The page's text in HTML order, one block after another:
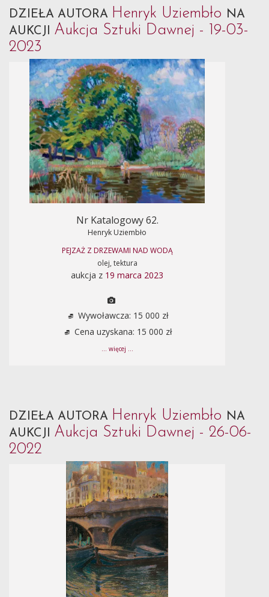
DZIEŁA AUTORA Henryk Uziembło NA
AUKCJI Aukcja Sztuki Dawnej - 19-03-
2023
Nr Katalogowy 62.
Henryk Uziembło
PEJZAŻ Z DRZEWAMI NAD WODĄ
olej, tektura
aukcja z 19 marca 2023
Wywoławcza: 15 000 zł
Cena uzyskana: 15 000 zł
... więcej ...
DZIEŁA AUTORA Henryk Uziembło NA
AUKCJI Aukcja Sztuki Dawnej - 26-06-
2022